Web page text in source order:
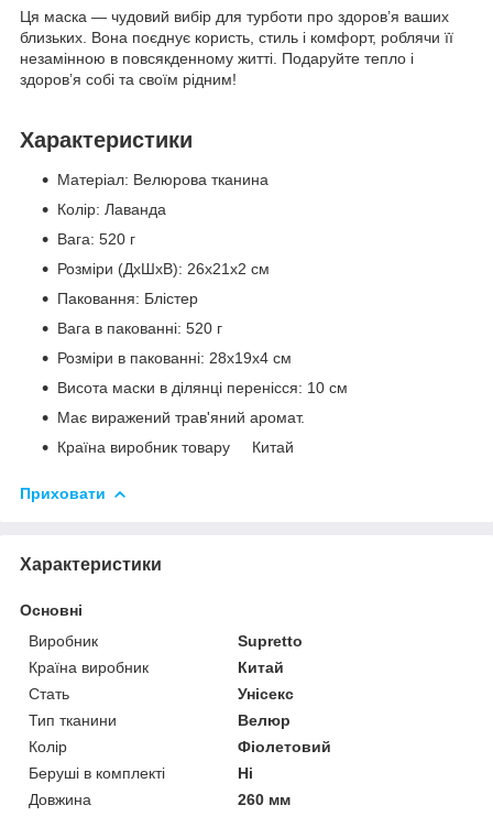
Ця маска — чудовий вибір для турботи про здоров’я ваших
близьких. Вона поєднує користь, стиль і комфорт, роблячи її
незамінною в повсякденному житті. Подаруйте тепло і
здоров’я собі та своїм рідним!
Характеристики
Матеріал: Велюрова тканина
Колір: Лаванда
Вага: 520 г
Розміри (ДхШхВ): 26x21x2 см
Паковання: Блістер
Вага в пакованні: 520 г
Розміри в пакованні: 28x19x4 см
Висота маски в ділянці перенісся: 10 см
Має виражений трав'яний аромат.
Країна виробник товару Китай
Приховати
Характеристики
Основні
Виробник
Supretto
Країна виробник
Китай
Стать
Унісекс
Тип тканини
Велюр
Колір
Фіолетовий
Беруші в комплекті
Ні
Довжина
260 мм